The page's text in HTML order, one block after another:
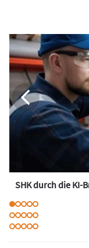
SHK durch die KI-